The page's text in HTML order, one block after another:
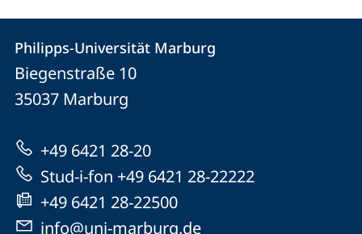
Kontakt
und
Informationen
zur
Website
Kontaktinformationen
Philipps-
Universität
Philipps-Universität Marburg
Biegenstraße 10
35037 Marburg
+49 6421 28-20
Stud-i-fon +49 6421 28-22222
+49 6421 28-22500
info@uni-marburg.de